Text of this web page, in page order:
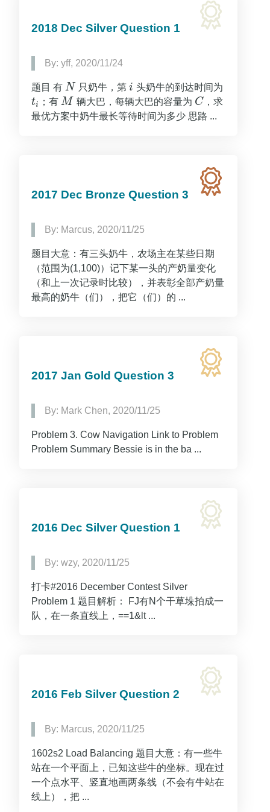
2018 Dec Silver Question 1
By: yff, 2020/11/24
题目 有 N
N 只奶牛，第i
i 头奶牛的到达时间为
ti
ti ；有 M
M 辆大巴，每辆大巴的容量为 C
C
，求
最优方案中奶牛最长等待时间为多少 思路 ...
2017 Dec Bronze Question 3
By: Marcus, 2020/11/25
题目大意：有三头奶牛，农场主在某些日期
（范围为(1,100)）记下某一头的产奶量变化
（和上一次记录时比较），并表彰全部产奶量
最高的奶牛（们），把它（们）的 ...
2017 Jan Gold Question 3
By: Mark Chen, 2020/11/25
Problem 3. Cow Navigation Link to Problem
Problem Summary Bessie is in the ba ...
2016 Dec Silver Question 1
By: wzy, 2020/11/25
打卡#2016 December Contest Silver
Problem 1 题目解析： FJ有N个干草垛拍成一
队，在一条直线上，==1&lt ...
2016 Feb Silver Question 2
By: Marcus, 2020/11/25
1602s2 Load Balancing 题目大意：有一些牛
站在一个平面上，已知这些牛的坐标。现在过
一个点水平、竖直地画两条线（不会有牛站在
线上），把 ...